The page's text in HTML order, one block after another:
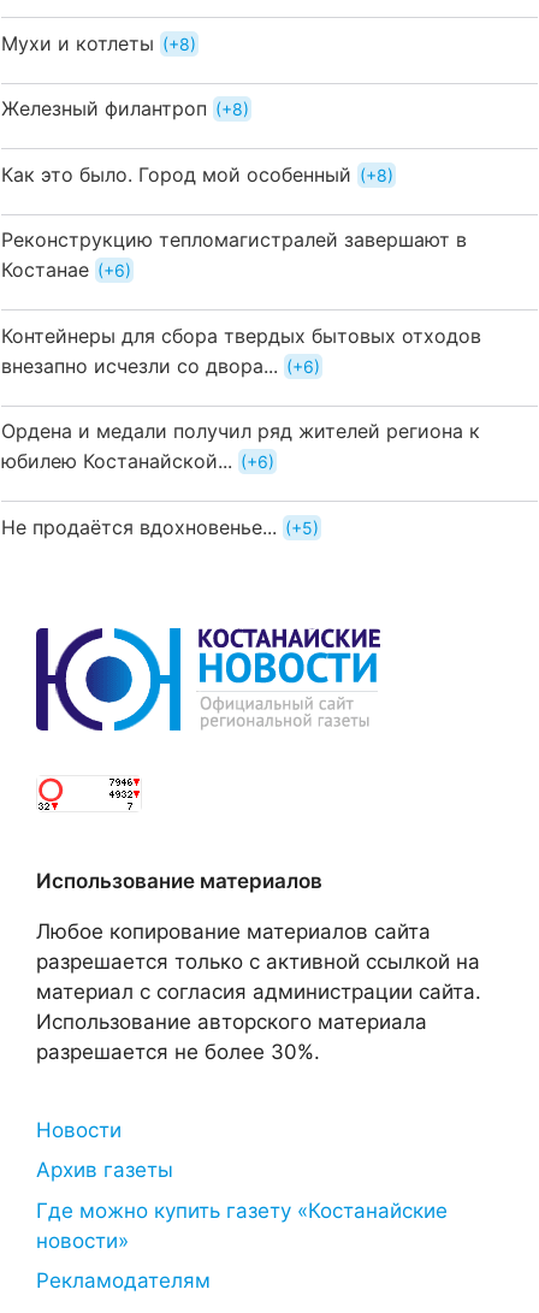
Мухи и котлеты +8
Железный филантроп +8
Как это было. Город мой особенный +8
Реконструкцию тепломагистралей завершают в
Костанае
+6
Контейнеры для сбора твердых бытовых отходов
внезапно исчезли со двора...
+6
Ордена и медали получил ряд жителей региона к
юбилею Костанайской...
+6
Не продаётся вдохновенье... +5
Использование материалов
Любое копирование материалов сайта
разрешается только с активной ссылкой на
материал с согласия администрации сайта.
Использование авторского материала
разрешается не более 30%.
Новости
Архив газеты
Где можно купить газету «Костанайские
новости»
Рекламодателям